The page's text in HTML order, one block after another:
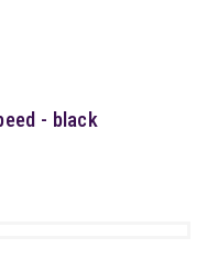
- black